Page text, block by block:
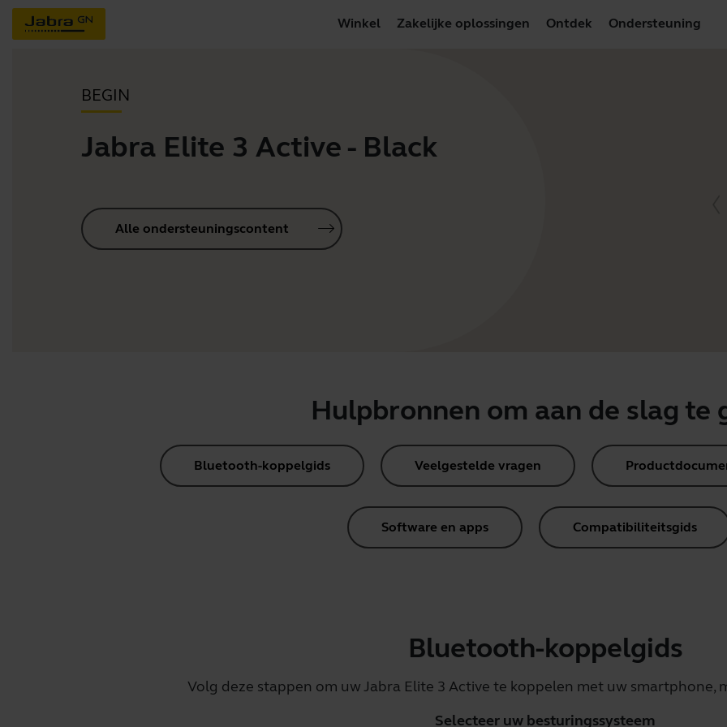
Winkel Zakelijke oplossingen Ontdek Ondersteuning
BEGIN
Jabra Elite 3 Active - Black
Alle ondersteuningscontent
Hulpbronnen om aan de slag te
Bluetooth-koppelgids Veelgestelde vragen
Software en apps Compatibiliteitsgids
Bluetooth-koppelgids
Volg deze stappen om uw Jabra Elite 3 Active te koppelen met uw smartphone,
Selecteer uw besturingssysteem